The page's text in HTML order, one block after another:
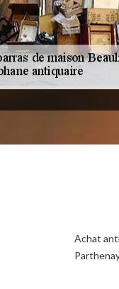
Achat